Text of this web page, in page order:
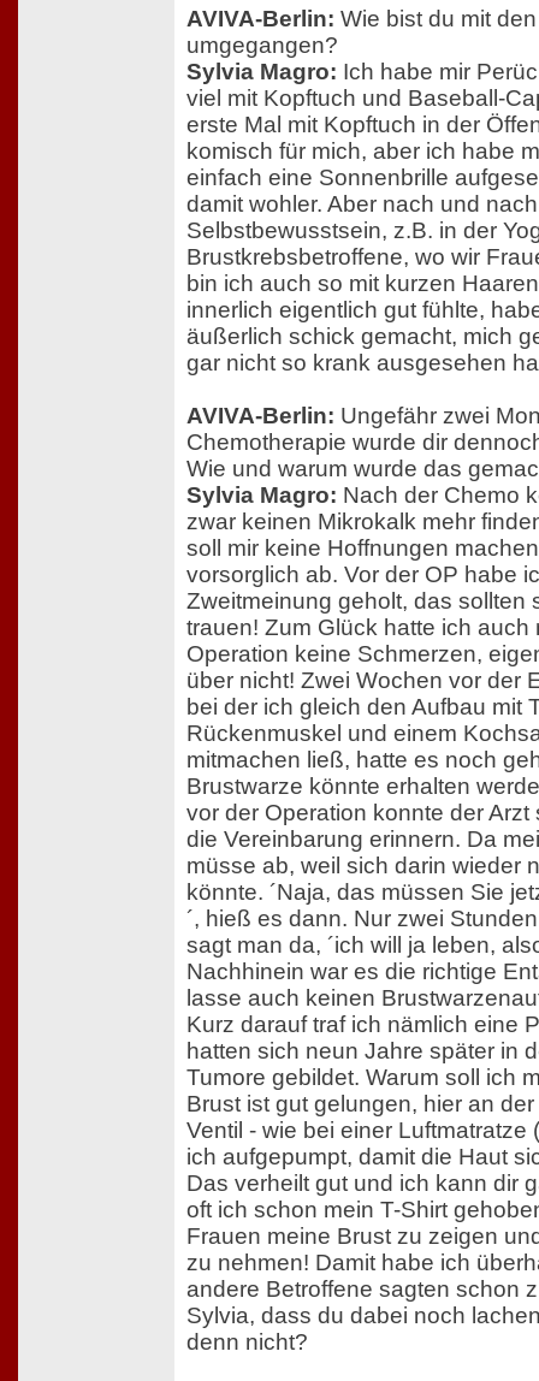
AVIVA-Berlin: Wie bist du mit
umgegangen?
Sylvia Magro: Ich habe mir
viel mit Kopftuch und Baseball-
erste Mal mit Kopftuch in der
komisch für mich, aber ich habe
einfach eine Sonnenbrille
damit wohler. Aber nach und
Selbstbewusstsein, z.B. in der
Brustkrebsbetroffene, wo wir
bin ich auch so mit kurzen
innerlich eigentlich gut fühlte,
äußerlich schick gemacht, mich
gar nicht so krank ausgesehen
AVIVA-Berlin: Ungefähr zwei
Chemotherapie wurde dir
Wie und warum wurde das
Sylvia Magro: Nach der Chemo
zwar keinen Mikrokalk mehr
soll mir keine Hoffnungen
vorsorglich ab. Vor der OP habe
Zweitmeinung geholt, das sollten
trauen! Zum Glück hatte ich auch
Operation keine Schmerzen,
über nicht! Zwei Wochen vor der
bei der ich gleich den Aufbau mit
Rückenmuskel und einem
mitmachen ließ, hatte es noch
Brustwarze könnte erhalten
vor der Operation konnte der Arzt
die Vereinbarung erinnern. Da
müsse ab, weil sich darin wieder
könnte. ´Naja, das müssen Sie
´, hieß es dann. Nur zwei
sagt man da, ´ich will ja leben,
Nachhinein war es die richtige
lasse auch keinen
Kurz darauf traf ich nämlich eine
hatten sich neun Jahre später in
Tumore gebildet. Warum soll ich
Brust ist gut gelungen, hier an
Ventil - wie bei einer Luftmatratze
ich aufgepumpt, damit die Haut
Das verheilt gut und ich kann dir
oft ich schon mein T-Shirt
Frauen meine Brust zu zeigen
zu nehmen! Damit habe ich
andere Betroffene sagten schon
Sylvia, dass du dabei noch
denn nicht?